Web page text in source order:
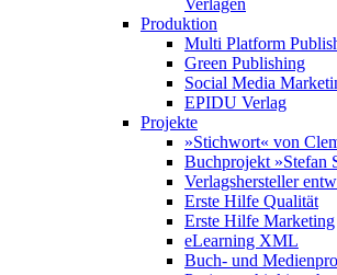
Verlagen
Produktion
Multi Platform
Green Publishing
Social Media
EPIDU Verlag
Projekte
»Stichwort« von
Buchprojekt »Stefan
Verlagshersteller
Erste Hilfe Qualität
Erste Hilfe Marketing
eLearning XML
Buch- und